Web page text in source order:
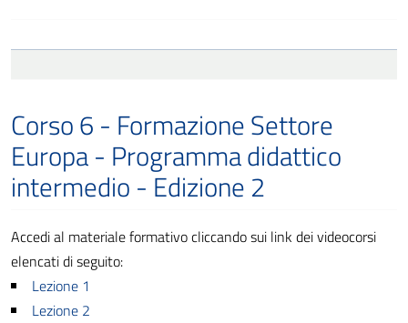
Corso 6 - Formazione Settore
Europa - Programma didattico
intermedio - Edizione 2
Accedi al materiale formativo cliccando sui link dei videocorsi
elencati di seguito:
Lezione 1
Lezione 2